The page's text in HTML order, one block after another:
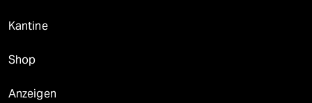
Kantine
Shop
Anzeigen